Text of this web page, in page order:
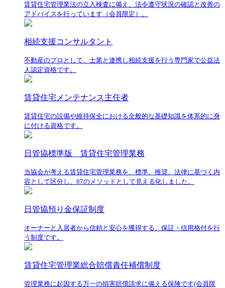
賃貸住宅管理業法の立入検査に備え、法令遵守状況の確認と改善の
アドバイスを行っています（会員限定）。
相続支援コンサルタント
不動産のプロとして、士業と連携し相続支援を行う専門家で公益法
人認定資格です。
賃貸住宅メンテナンス主任者
賃貸住宅の設備や維持保全における全般的な基礎知識を体系的に身
に付ける資格です。
日管協標準版 賃貸住宅管理業務
当協会が考える賃貸住宅管理業務を、標準、推奨、法律に基づく内
容として区分し、87のメソッドとして見える化しました。
日管協預り金保証制度
オーナーと入居者から信頼と安心を獲得する、保証・信用格付を行
う制度です。
賃貸住宅管理業総合賠償責任補償制度
管理業務に起因する万一の損害賠償請求に備える保険です(会員限